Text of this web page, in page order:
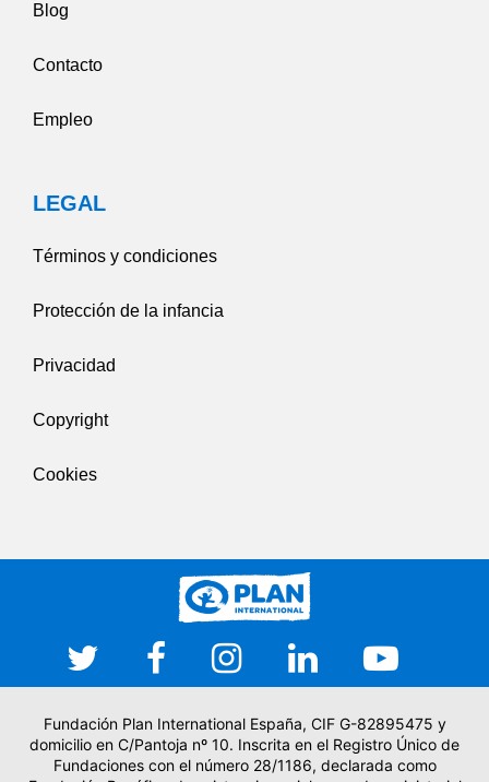
Blog
Contacto
Empleo
LEGAL
Términos y condiciones
Protección de la infancia
Privacidad
Copyright
Cookies
Fundación Plan International España, CIF G-82895475 y
domicilio en C/Pantoja nº 10. Inscrita en el Registro Único de
Fundaciones con el número 28/1186, declarada como